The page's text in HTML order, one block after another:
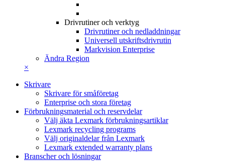
Drivrutiner och verktyg
Drivrutiner och nedladdningar
Universell utskriftsdrivrutin
Markvision Enterprise
Ändra Region
×
Skrivare
Skrivare för småföretag
Enterprise och stora företag
Förbrukningsmaterial och reservdelar
Välj äkta Lexmark förbrukningsartiklar
Lexmark recycling programs
Välj originaldelar från Lexmark
Lexmark extended warranty plans
Branscher och lösningar